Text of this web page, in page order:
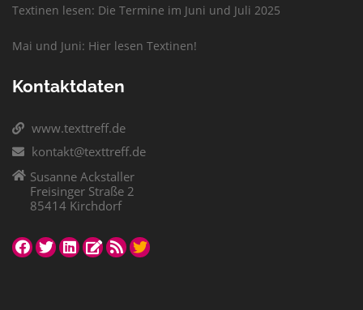
Textinen lesen: Die Termine im Juni und Juli 2025
Mai und Juni: Hier lesen Textinen!
Kontaktdaten
www.texttreff.de
kontakt@texttreff.de
Susanne Ackstaller
Freisinger Straße 2
85414 Kirchdorf